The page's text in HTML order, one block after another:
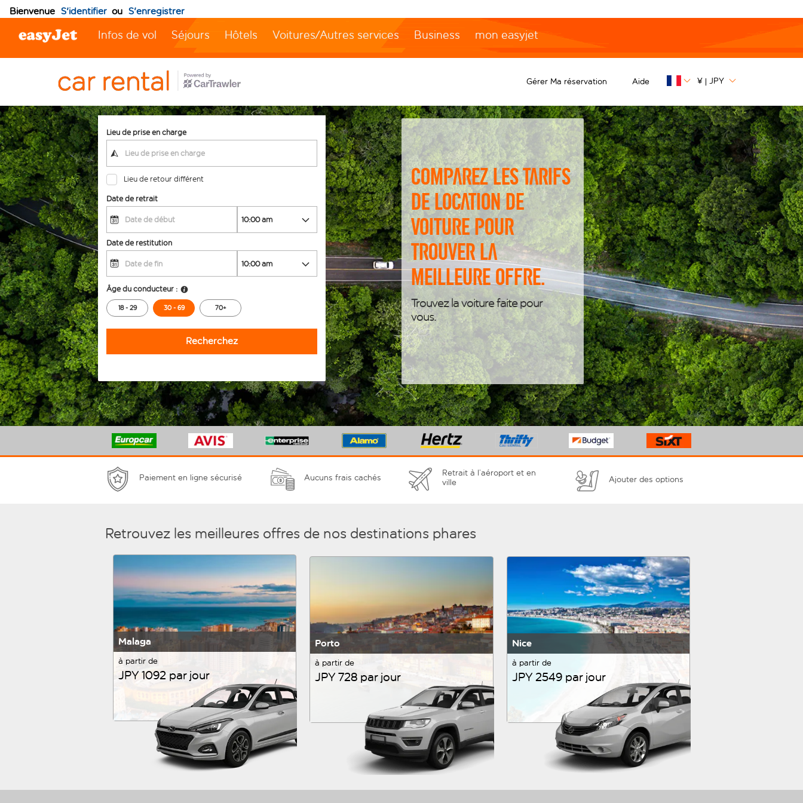
Bienvenue S'identifier ou S'enregistrer
Infos de vol Séjours Hôtels Voitures/Autres services Business mon easyjet
Gérer Ma réservation Aide ¥ | JPY
Lieu de prise en charge
Lieu de retour différent
Date de retrait
Date de restitution
Âge du conducteur :
18 - 29 30 - 69 70+
Recherchez
Comparez les tarifs
de location de
voiture pour
trouver la
meilleure offre.
Trouvez la voiture faite pour
vous.
Paiement en ligne sécurisé Aucuns frais cachés
Retrait à l’aéroport et en
ville
Ajouter des options
Retrouvez les meilleures offres de nos destinations phares
Malaga
à partir de
JPY 1092 par jour
Porto
à partir de
JPY 728 par jour
Nice
à partir de
JPY 2549 par jour